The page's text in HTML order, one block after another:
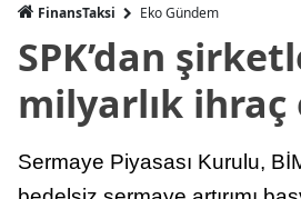
FinansTaksi Eko Gündem
SPK’dan
milyarlık ihraç
Sermaye Piyasası Kurulu,